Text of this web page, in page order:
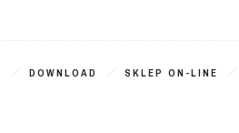
DOWNLOAD SKLEP ON-LINE